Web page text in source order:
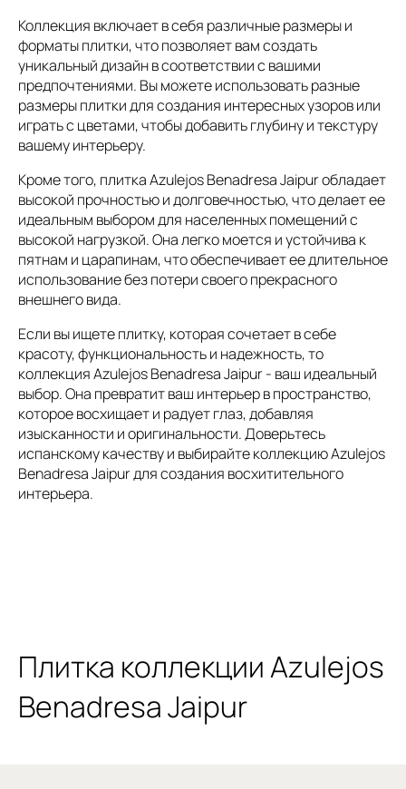
Коллекция включает в себя различные размеры и
форматы плитки, что позволяет вам создать
уникальный дизайн в соответствии с вашими
предпочтениями. Вы можете использовать разные
размеры плитки для создания интересных узоров или
играть с цветами, чтобы добавить глубину и текстуру
вашему интерьеру.
Кроме того, плитка Azulejos Benadresa Jaipur обладает
высокой прочностью и долговечностью, что делает ее
идеальным выбором для населенных помещений с
высокой нагрузкой. Она легко моется и устойчива к
пятнам и царапинам, что обеспечивает ее длительное
использование без потери своего прекрасного
внешнего вида.
Если вы ищете плитку, которая сочетает в себе
красоту, функциональность и надежность, то
коллекция Azulejos Benadresa Jaipur - ваш идеальный
выбор. Она превратит ваш интерьер в пространство,
которое восхищает и радует глаз, добавляя
изысканности и оригинальности. Доверьтесь
испанскому качеству и выбирайте коллекцию Azulejos
Benadresa Jaipur для создания восхитительного
интерьера.
Плитка коллекции Azulejos
Benadresa Jaipur